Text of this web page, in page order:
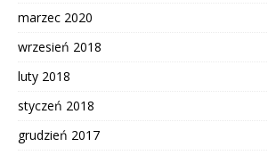
marzec 2020
wrzesień 2018
luty 2018
styczeń 2018
grudzień 2017